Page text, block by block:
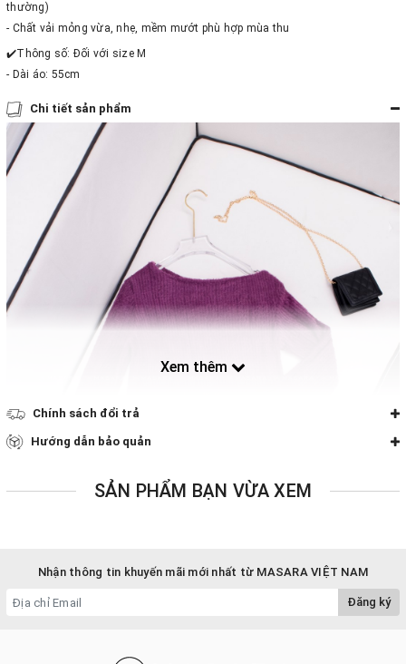
thường)
- Chất vải mỏng vừa, nhẹ, mềm mướt phù hợp mùa thu
✔️Thông số: Đối với size M
- Dài áo: 55cm
Chi tiết sản phẩm
Xem thêm
Chính sách đổi trả
Hướng dẫn bảo quản
SẢN PHẨM BẠN VỪA XEM
Nhận thông tin khuyến mãi mới nhất từ MASARA VIỆT NAM
Đăng ký